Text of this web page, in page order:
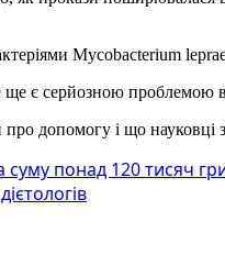
Mycobacterium
є серйозною проблемою
допомогу і що
понад 120 тисяч